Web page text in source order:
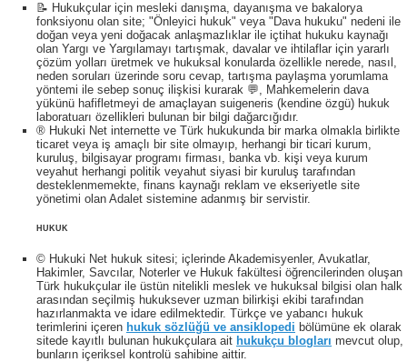
📝 Hukukçular için mesleki danışma, dayanışma ve bakalorya
fonksiyonu olan site; "Önleyici hukuk" veya "Dava hukuku" nedeni ile
doğan veya yeni doğacak anlaşmazlıklar ile içtihat hukuku kaynağı
olan Yargı ve Yargılamayı tartışmak, davalar ve ihtilaflar için yararlı
çözüm yolları üretmek ve hukuksal konularda özellikle nerede, nasıl,
neden soruları üzerinde soru cevap, tartışma paylaşma yorumlama
yöntemi ile sebep sonuç ilişkisi kurarak 💬, Mahkemelerin dava
yükünü hafifletmeyi de amaçlayan suigeneris (kendine özgü) hukuk
laboratuarı özellikleri bulunan bir bilgi dağarcığıdır.
® Hukuki Net internette ve Türk hukukunda bir marka olmakla birlikte
ticaret veya iş amaçlı bir site olmayıp, herhangi bir ticari kurum,
kuruluş, bilgisayar programı firması, banka vb. kişi veya kurum
veyahut herhangi politik veyahut siyasi bir kuruluş tarafından
desteklenmemekte, finans kaynağı reklam ve ekseriyetle site
yönetimi olan Adalet sistemine adanmış bir servistir.
HUKUK
© Hukuki Net hukuk sitesi; içlerinde Akademisyenler, Avukatlar,
Hakimler, Savcılar, Noterler ve Hukuk fakültesi öğrencilerinden oluşan
Türk hukukçular ile üstün nitelikli meslek ve hukuksal bilgisi olan halk
arasından seçilmiş hukuksever uzman bilirkişi ekibi tarafından
hazırlanmakta ve idare edilmektedir. Türkçe ve yabancı hukuk
terimlerini içeren hukuk sözlüğü ve ansiklopedi bölümüne ek olarak
sitede kayıtlı bulunan hukukçulara ait hukukçu blogları mevcut olup,
bunların içeriksel kontrolü sahibine aittir.